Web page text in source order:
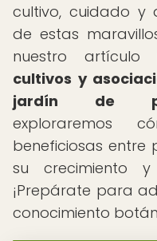
cultivo, cuidado y
de estas
nuestro artículo
cultivos y
jardín de
exploraremos
beneficiosas entre
su crecimiento y
¡Prepárate para
conocimiento